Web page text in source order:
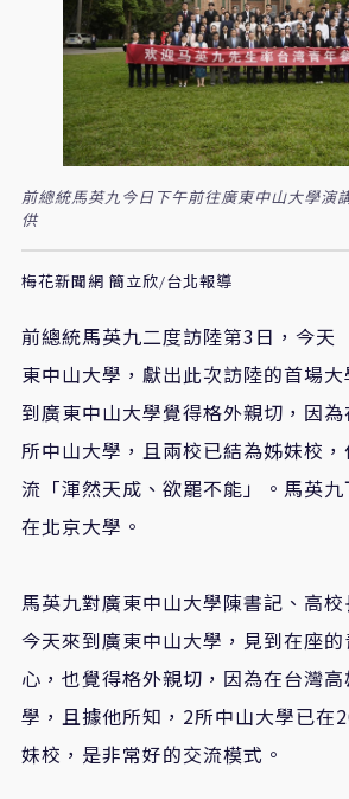
前總統馬英九今日下午前往廣東中山大學演
供
梅花新聞網 簡立欣/台北報導
前總統馬英九二度訪陸第3日，今天
東中山大學，獻出此次訪陸的首場
到廣東中山大學覺得格外親切，因
所中山大學，且兩校已結為姊妹校
流「渾然天成、欲罷不能」。馬英
在北京大學。
馬英九對廣東中山大學陳書記、高校
今天來到廣東中山大學，見到在座
心，也覺得格外親切，因為在台灣
學，且據他所知，2所中山大學已在
妹校，是非常好的交流模式。